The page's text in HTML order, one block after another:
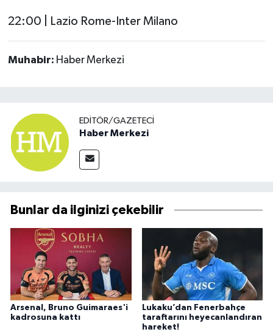
22:00 | Lazio Rome-Inter Milano
Muhabir: Haber Merkezi
EDITÖR/GAZETECI
Haber Merkezi
Bunlar da ilginizi çekebilir
Arsenal, Bruno Guimaraes'i
kadrosuna kattı
Lukaku’dan Fenerbahçe
taraftarını heyecanlandıran
hareket!